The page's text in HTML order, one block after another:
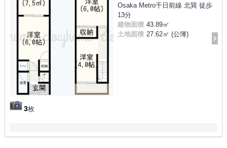
3枚
Osaka Metro千日前線 北巽 徒歩
13分
建物面積 43.89㎡
土地面積 27.62㎡ (公簿)